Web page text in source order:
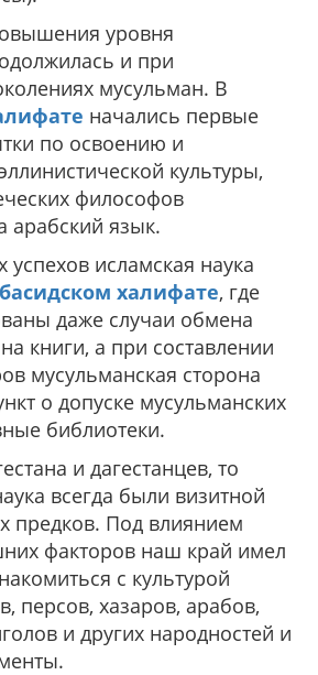
уровня
и при
мусульман. В
начались первые
по освоению и
культуры,
философов
арабский язык.
успехов исламская наука
халифате, где
даже случаи обмена
книги, а при составлении
мусульманская сторона
о допуске мусульманских
библиотеки.
и дагестанцев, то
всегда были визитной
предков. Под влиянием
факторов наш край имел
с культурой
персов, хазаров, арабов,
и других народностей и